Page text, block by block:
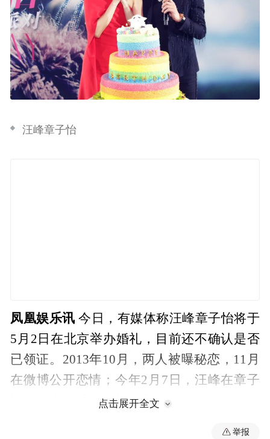
汪峰章子怡
凤凰娱乐讯 今日，有媒体称汪峰章子怡将于
5月2日在北京举办婚礼，目前还不确认是否
已领证。2013年10月，两人被曝秘恋，11月
在微博公开恋情；今年2月7日，汪峰在章子
怡36岁生日派对上求婚成功。
点击展开全文
举报